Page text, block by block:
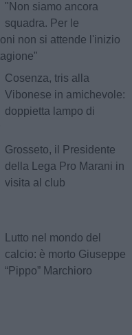
"Non siamo ancora
squadra. Per le
non si attende l'inizio
Cosenza, tris alla
Vibonese in amichevole:
doppietta lampo di
Grosseto, il Presidente
della Lega Pro Marani in
visita al club
Lutto nel mondo del
calcio: è morto Giuseppe
“Pippo” Marchioro